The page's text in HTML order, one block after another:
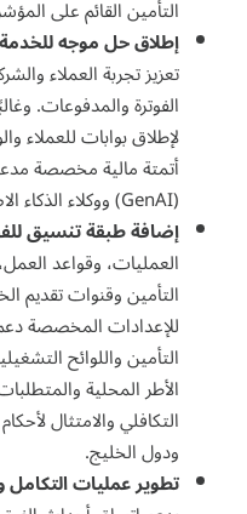
التأمين القائم على
إطلاق حل موجه للخدمة
تعزيز تجربة العملاء
الفوترة والمدفوعات.
لإطلاقبوابات للعملاء
أتمتة مالية مخصصة
(GenAI) ووكلاء الذكاء الاصطناعي
إضافة طبقة تنسيق
العمليات، وقواعد
التأمين وقنوات تقديم
للإعدادات المخصصة
التأمين واللوائح
الأطر المحلية
التكافلي والامتثال
ودول الخليج.
تطوير عمليات التكامل